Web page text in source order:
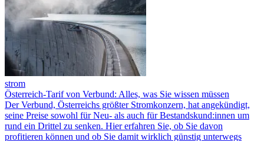
strom
Österreich-Tarif von Verbund: Alles, was Sie wissen müssen
Der Verbund, Österreichs größter Stromkonzern, hat angekündigt,
seine Preise sowohl für Neu- als auch für Bestandskund:innen um
rund ein Drittel zu senken. Hier erfahren Sie, ob Sie davon
profitieren können und ob Sie damit wirklich günstig unterwegs